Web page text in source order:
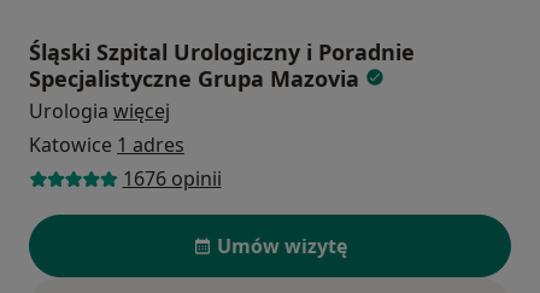
Śląski Szpital Urologiczny i Poradnie
Specjalistyczne Grupa Mazovia
Urologia więcej
Katowice 1 adres
1676 opinii
Umów wizytę